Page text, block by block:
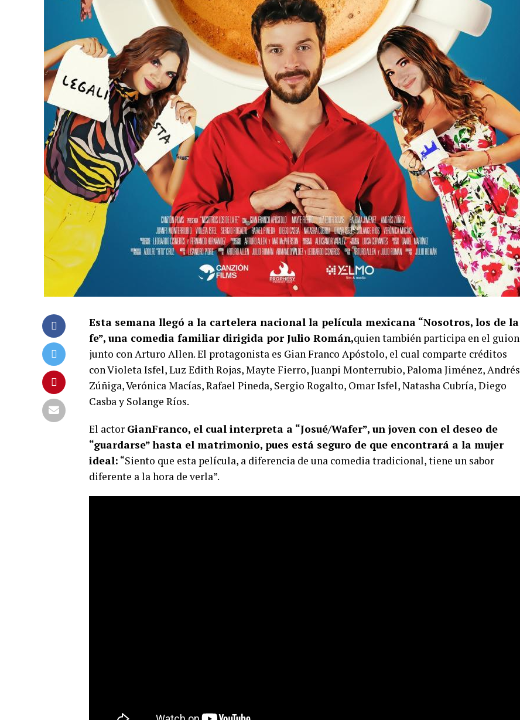
Esta semana llegó a la cartelera nacional la película mexicana “Nosotros, los de la
fe”, una comedia familiar dirigida por Julio Román,quien también participa en el guion
junto con Arturo Allen. El protagonista es Gian Franco Apóstolo, el cual comparte créditos
con Violeta Isfel, Luz Edith Rojas, Mayte Fierro, Juanpi Monterrubio, Paloma Jiménez, Andrés
Zúñiga, Verónica Macías, Rafael Pineda, Sergio Rogalto, Omar Isfel, Natasha Cubría, Diego
Casba y Solange Ríos.
El actor GianFranco, el cual interpreta a “Josué/Wafer”, un joven con el deseo de
“guardarse” hasta el matrimonio, pues está seguro de que encontrará a la mujer
ideal: “Siento que esta película, a diferencia de una comedia tradicional, tiene un sabor
diferente a la hora de verla”.